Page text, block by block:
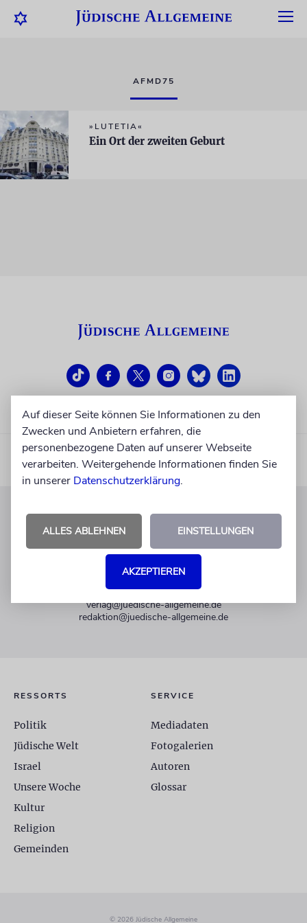
AFMD75
»LUTETIA«
Ein Ort der zweiten Geburt
KUNDENSERVICE
+49 30 275833 0
Mo-Do 9-17 Uhr
verlag@juedische-allgemeine.de
redaktion@juedische-allgemeine.de
RESSORTS
Politik
Jüdische Welt
Israel
Unsere Woche
Kultur
Religion
Gemeinden
SERVICE
Mediadaten
Fotogalerien
Autoren
Glossar
© 2026 Jüdische Allgemeine
Auf dieser Seite können Sie Informationen zu den
Zwecken und Anbietern erfahren, die
personenbezogene Daten auf unserer Webseite
verarbeiten. Weitergehende Informationen finden Sie
in unserer Datenschutzerklärung.
ALLES ABLEHNEN EINSTELLUNGEN
AKZEPTIEREN